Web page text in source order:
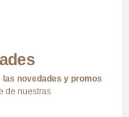
novedades y promos
de nuestras